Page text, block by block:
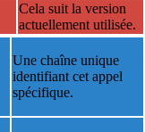
Cela suit la version
actuellement utilisée.
Une chaîne unique
identifiant cet appel
spécifique.